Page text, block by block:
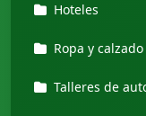
Hoteles
Ropa y calzado
Talleres de